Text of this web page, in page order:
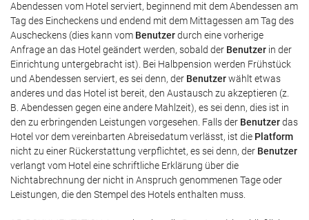
Abendessen vom Hotel serviert, beginnend mit dem Abendessen am
Tag des Eincheckens und endend mit dem Mittagessen am Tag des
Auscheckens (dies kann vom Benutzerdurch eine vorherige
Anfrage an das Hotel geändert werden, sobald der Benutzer in der
Einrichtung untergebracht ist). Bei Halbpension werden Frühstück
und Abendessen serviert, es sei denn, der Benutzerwählt etwas
anderes und das Hotel ist bereit, den Austausch zu akzeptieren (z.
B. Abendessen gegen eine andere Mahlzeit), es sei denn, dies ist in
den zu erbringenden Leistungen vorgesehen. Falls der Benutzerdas
Hotel vor dem vereinbarten Abreisedatum verlässt, ist die Platform
nicht zu einer Rückerstattung verpflichtet, es sei denn, der Benutzer
verlangt vom Hotel eine schriftliche Erklärung über die
Nichtabrechnung der nicht in Anspruch genommenen Tage oder
Leistungen, die den Stempel des Hotels enthalten muss.